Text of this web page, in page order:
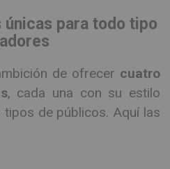
para todo tipo
de ofrecer cuatro
, cada una con su estilo
de públicos. Aquí las